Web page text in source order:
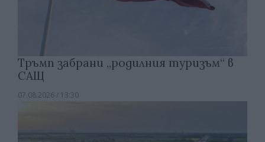
Тръмп забрани „родилния туризъм“ в
САЩ
07.08.2026 / 13:30